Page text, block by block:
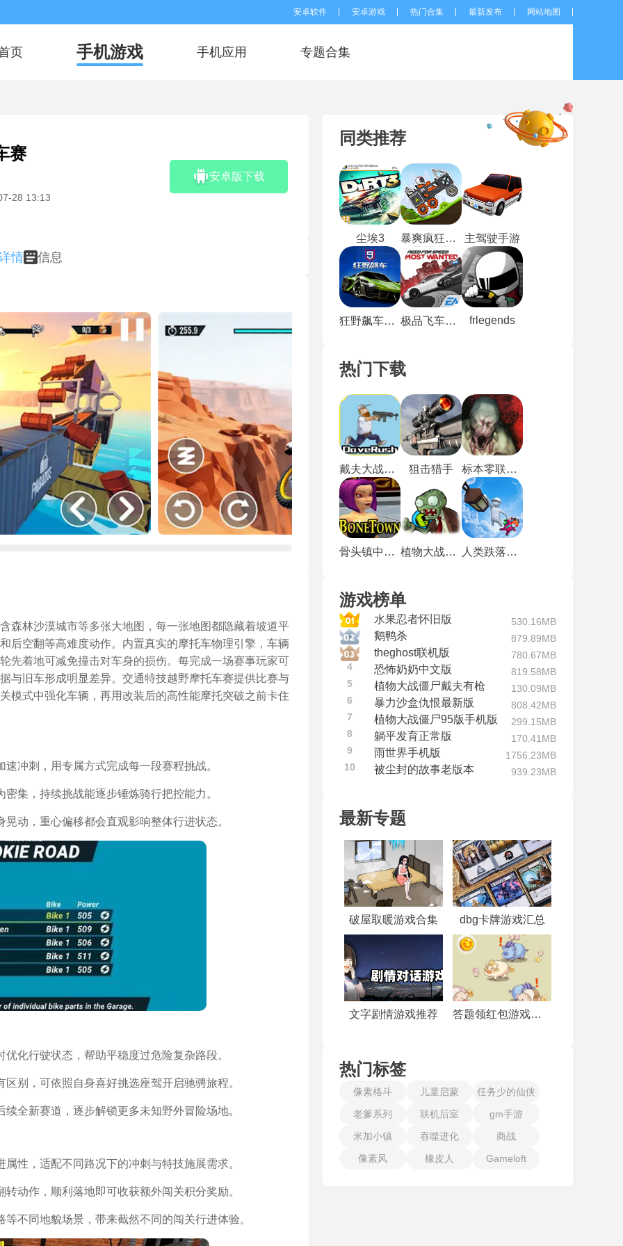
安卓软件 安卓游戏 热门合集 最新发布 网站地图
页 手机游戏 手机应用 专题合集
赛
28 13:13
安卓版下载
情 信息
森林沙漠城市等多张大地图，每一张地图都隐藏着坡道平
后空翻等高难度动作。内置真实的摩托车物理引擎，车辆
先着地可减免撞击对车身的损伤。每完成一场赛事玩家可
与旧车形成明显差异。交通特技越野摩托车赛提供比赛与
模式中强化车辆，再用改装后的高性能摩托突破之前卡住
冲刺，用专属方式完成每一段赛程挑战。
集，持续挑战能逐步锤炼骑行把控能力。
动，重心偏移都会直观影响整体行进状态。
化行驶状态，帮助平稳度过危险复杂路段。
别，可依照自身喜好挑选座驾开启驰骋旅程。
全新赛道，逐步解锁更多未知野外冒险场地。
性，适配不同路况下的冲刺与特技施展需求。
动作，顺利落地即可收获额外闯关积分奖励。
不同地貌场景，带来截然不同的闯关行进体验。
同类推荐
尘埃3 暴爽疯狂赛车单机版 主驾驶手游
狂野飙车9离线版 极品飞车9重制版 frlegends
热门下载
戴夫大战僵尸m木糖m 狙击猎手 标本零联机版
骨头镇中文版 植物大战僵尸玩梗版 人类跌落梦境
游戏榜单
水果忍者怀旧版 530.16MB
鹅鸭杀 879.89MB
theghost联机版
780.67MB
4
恐怖奶奶中文版
819.58MB
5
植物大战僵尸戴夫有枪
130.09MB
6
暴力沙盒仇恨最新版
808.42MB
7
植物大战僵尸95版手机版
299.15MB
8
躺平发育正常版
170.41MB
9
雨世界手机版
1756.23MB
10
被尘封的故事老版本 939.23MB
最新专题
破屋取暖游戏合集 dbg卡牌游戏汇总
文字剧情游戏推荐 答题领红包游戏合集
热门标签
像素格斗 儿童启蒙
任务少的仙侠
手游
老爹系列 联机后室
gm手游
米加小镇
吞噬进化
商战
像素风
橡皮人 Gameloft